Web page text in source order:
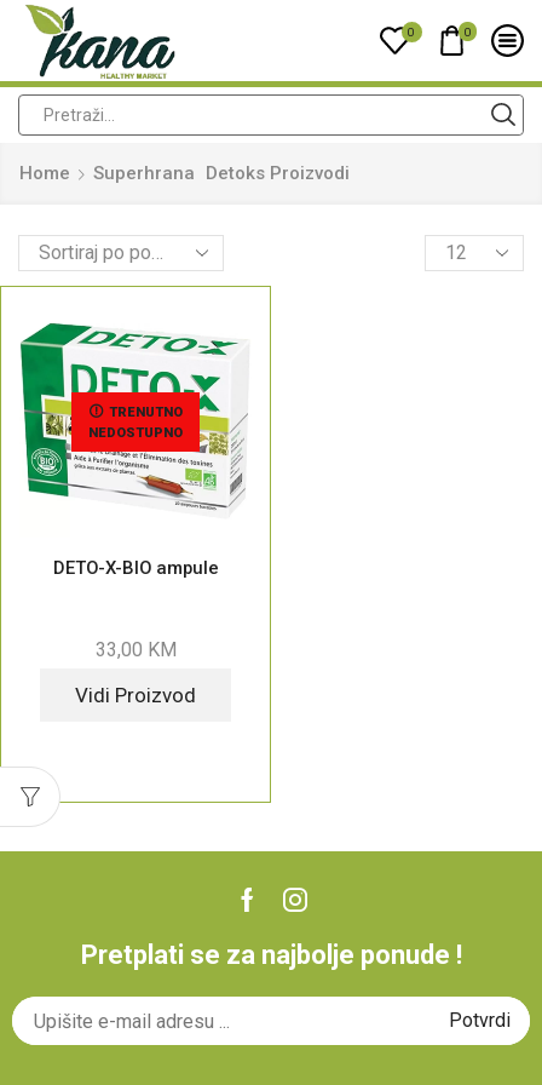
0 0
Home Superhrana Detoks Proizvodi
TRENUTNO
NEDOSTUPNO
DETO-X-BIO ampule
33,00 KM
Vidi Proizvod
Pretplati se za najbolje ponude !